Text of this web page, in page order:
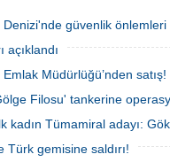
saldırıda
sağlık durumu ve
takip edildiğini
alevleri
Denizi'nde güvenlik önlemleri
açıklandı
Müdürlüğü’nden satış!
Filosu' tankerine
kadın Tümamiral adayı:
Türk gemisine saldırı!